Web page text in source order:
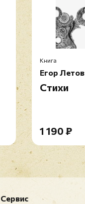
Книга
Егор Летов
Стихи
1 190 ₽
Сервис